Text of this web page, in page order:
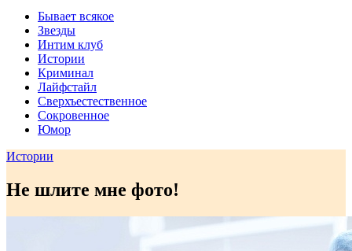
Бывает всякое
Звезды
Интим клуб
Истории
Криминал
Лайфстайл
Сверхъестественное
Сокровенное
Юмор
Истории
Не шлите мне фото!